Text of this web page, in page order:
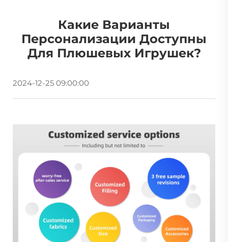
Какие Варианты
Персонализации Доступны
Для Плюшевых Игрушек?
2024-12-25 09:00:00